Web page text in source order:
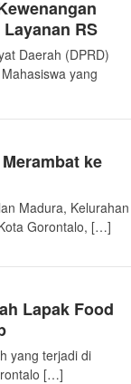
RS
Daerah (DPRD)
yang
ke
Madura, Kelurahan
Gorontalo, […]
Lapak Food
yang terjadi di
[…]